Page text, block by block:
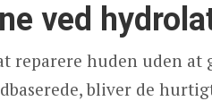
ved
reparere huden uden at
bliver de